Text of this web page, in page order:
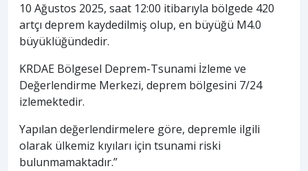
10 Ağustos 2025, saat 12:00 itibarıyla bölgede 420
artçı deprem kaydedilmiş olup, en büyüğü M4.0
büyüklüğündedir.
KRDAE Bölgesel Deprem-Tsunami İzleme ve
Değerlendirme Merkezi, deprem bölgesini 7/24
izlemektedir.
Yapılan değerlendirmelere göre, depremle ilgili
olarak ülkemiz kıyıları için tsunami riski
bulunmamaktadır.”